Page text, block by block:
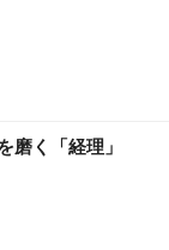
磨く「経理」